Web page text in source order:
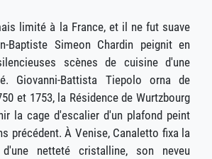
limité à la France, et il ne fut suave
Baptiste Simeon Chardin peignit en
scènes de cuisine d'une
Giovanni-Battista Tiepolo orna de
et 1753, la Résidence de Wurtzbourg
la cage d'escalier d'un plafond peint
précédent. À Venise, Canaletto fixa la
netteté cristalline, son neveu